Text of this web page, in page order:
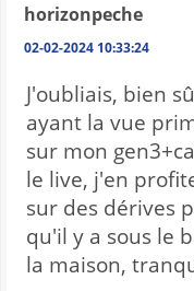
horizonpeche
02-02-2024 10:33:24
J'oubliais, bien
ayant la vue
sur mon
le live, j'en
sur des dérives
qu'il y a sous le
la maison,